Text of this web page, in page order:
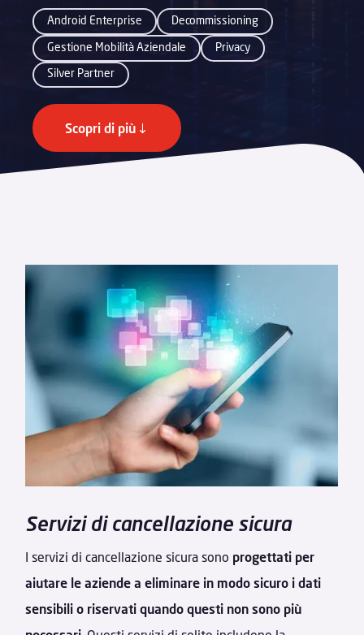
Android Enterprise
Decommissioning
Gestione Mobilità Aziendale
Privacy
Silver Partner
Scopri di più
Servizi di cancellazione sicura
I servizi di cancellazione sicura sono progettati per
aiutare le aziende a eliminare in modo sicuro i dati
sensibili o riservati quando questi non sono più